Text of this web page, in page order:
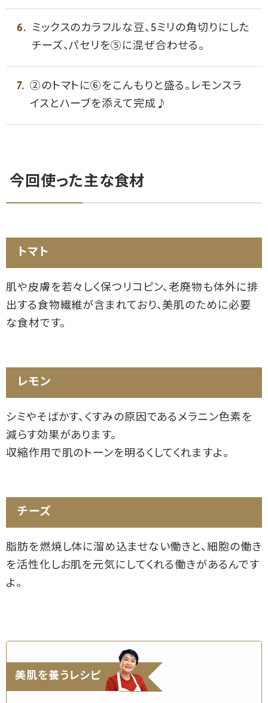
ミックスのカラフルな豆、5ミリの角切りにした
チーズ、パセリを⑤に混ぜ合わせる。
②のトマトに⑥をこんもりと盛る。レモンスラ
イスとハーブを添えて完成♪
今回使った主な食材
トマト
肌や皮膚を若々しく保つリコピン、老廃物も体外に排
出する食物繊維が含まれており、美肌のために必要
な食材です。
レモン
シミやそばかす、くすみの原因であるメラニン色素を
減らす効果があります。
収縮作用で肌のトーンを明るくしてくれますよ。
チーズ
脂肪を燃焼し体に溜め込ませない働きと、細胞の働き
を活性化しお肌を元気にしてくれる働きがあるんです
よ。
美肌を養うレシピ